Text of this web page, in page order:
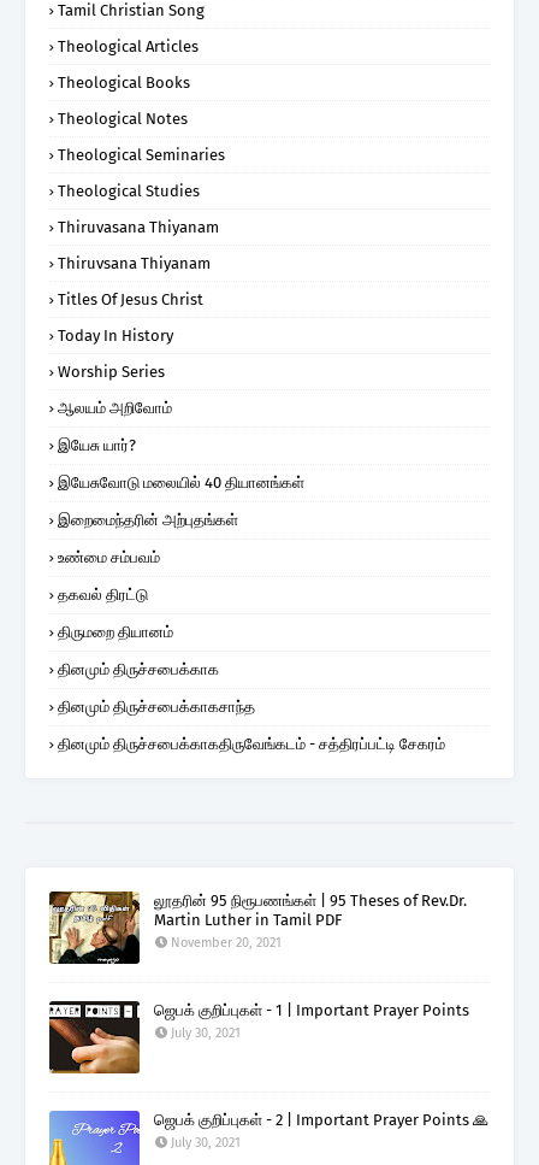
Tamil Christian Song
Theological Articles
Theological Books
Theological Notes
Theological Seminaries
Theological Studies
Thiruvasana Thiyanam
Thiruvsana Thiyanam
Titles Of Jesus Christ
Today In History
Worship Series
ஆலயம் அறிவோம்
இயேசு யார்?
இயேசுவோடு மலையில் 40 தியானங்கள்
இறைமைந்தரின் அற்புதங்கள்
உண்மை சம்பவம்
தகவல் திரட்டு
திருமறை தியானம்
தினமும் திருச்சபைக்காக
தினமும் திருச்சபைக்காகசாந்த
தினமும் திருச்சபைக்காகதிருவேங்கடம் - சத்திரப்பட்டி சேகரம்
லூதரின் 95 நிரூபணங்கள் | 95 Theses of Rev.Dr.
Martin Luther in Tamil PDF
November 20, 2021
ஜெபக் குறிப்புகள் - 1 | Important Prayer Points
July 30, 2021
ஜெபக் குறிப்புகள் - 2 | Important Prayer Points 🙏
July 30, 2021